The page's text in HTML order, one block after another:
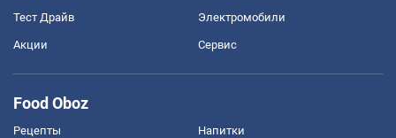
Тест Драйв Электромобили
Акции Сервис
Food Oboz
Рецепты Напитки